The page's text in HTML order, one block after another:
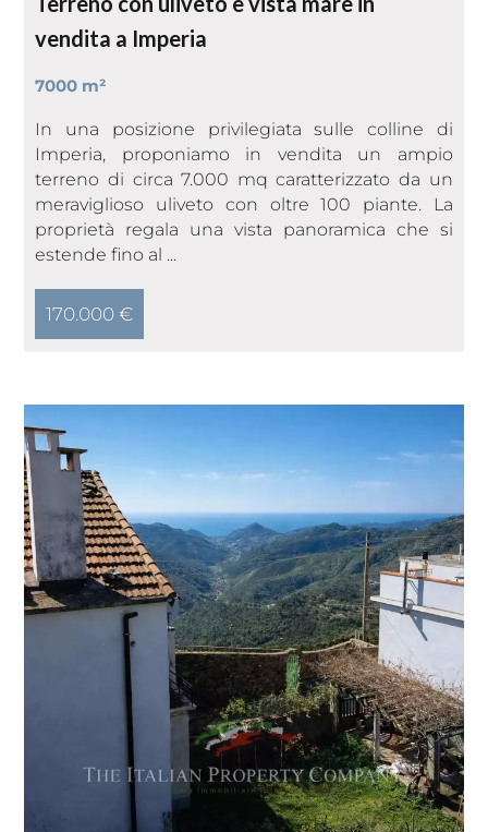
vendita a Imperia
7000 m²
In una posizione privilegiata sulle colline di
Imperia, proponiamo in vendita un ampio
terreno di circa 7.000 mq caratterizzato da un
meraviglioso uliveto con oltre 100 piante. La
proprietà regala una vista panoramica che si
estende fino al ...
170.000 €